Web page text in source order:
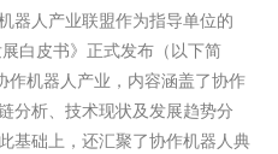
器人产业联盟作为指导单位的
白皮书》正式发布（以下简
作机器人产业，内容涵盖了协作
分析、技术现状及发展趋势分
基础上，还汇聚了协作机器人典